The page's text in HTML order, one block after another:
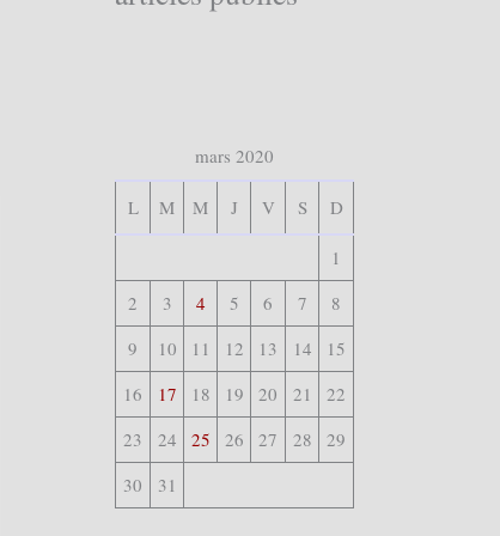
mars 2020
L M M J V S D
1
2
3 4 5 6 7
8
9
10 11 12 13 14
15
16
17 18 19 20 21
22
23
24 25 26 27 28
29
30
31